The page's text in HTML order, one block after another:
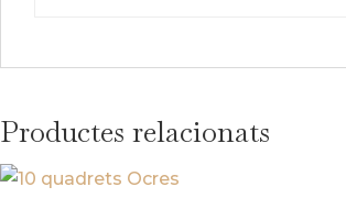
Productes relacionats